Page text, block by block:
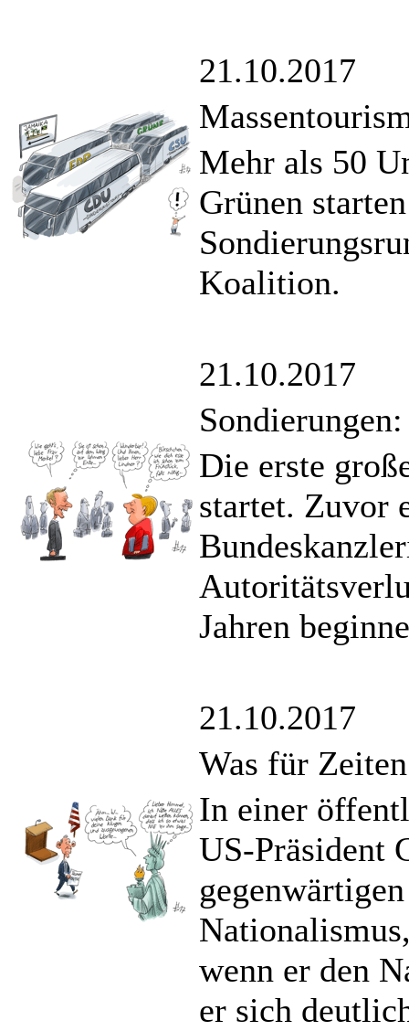
21.10.2017
Mehr als 50
Grünen
Koalition.
21.10.2017
Die erste
startet. Zuvor
Jahren
21.10.2017
Was für Zeiten
In einer
US-Präsident
wenn er den
er sich